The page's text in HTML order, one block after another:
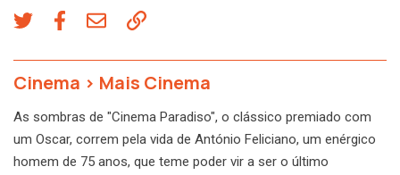
Cinema > Mais Cinema
As sombras de "Cinema Paradiso", o clássico premiado com
um Oscar, correm pela vida de António Feliciano, um enérgico
homem de 75 anos, que teme poder vir a ser o último